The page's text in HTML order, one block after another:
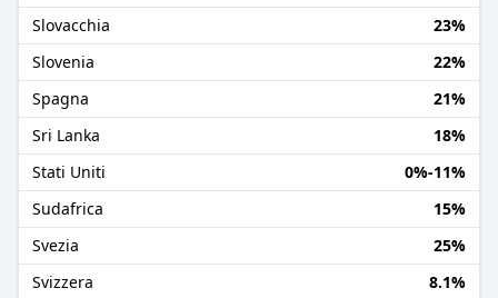
Slovacchia
23%
Slovenia
22%
Spagna
21%
Sri Lanka
18%
Stati Uniti
0%-11%
Sudafrica
15%
Svezia
25%
Svizzera
8.1%